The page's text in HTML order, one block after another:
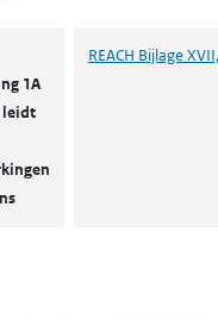
1A
leidt
REACH Bijlage